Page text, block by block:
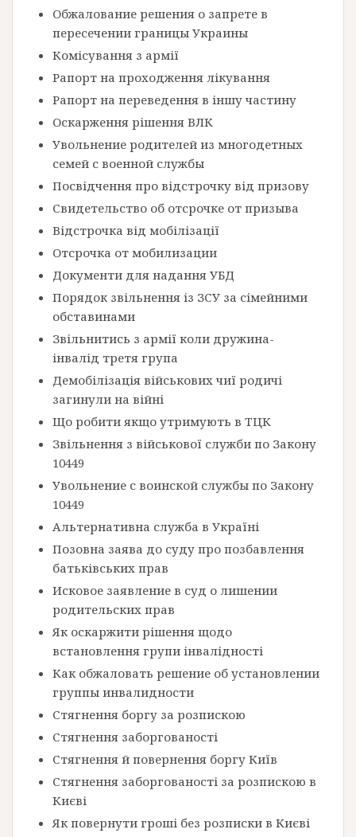
Обжалование решения о запрете в
пересечении границы Украины
Комісування з армії
Рапорт на проходження лікування
Рапорт на переведення в іншу частину
Оскарження рішення ВЛК
Увольнение родителей из многодетных
семей с военной службы
Посвідчення про відстрочку від призову
Свидетельство об отсрочке от призыва
Відстрочка від мобілізації
Отсрочка от мобилизации
Документи для надання УБД
Порядок звільнення із ЗСУ за сімейними
обставинами
Звільнитись з армії коли дружина-
інвалід третя група
Демобілізація військових чиї родичі
загинули на війні
Що робити якщо утримують в ТЦК
Звільнення з військової служби по Закону
10449
Увольнение с воинской службы по Закону
10449
Альтернативна служба в Україні
Позовна заява до суду про позбавлення
батьківських прав
Исковое заявление в суд о лишении
родительских прав
Як оскаржити рішення щодо
встановлення групи інвалідності
Как обжаловать решение об установлении
группы инвалидности
Стягнення боргу за розпискою
Стягнення заборгованості
Стягнення й повернення боргу Київ
Стягнення заборгованості за розпискою в
Києві
Як повернути гроші без розписки в Києві